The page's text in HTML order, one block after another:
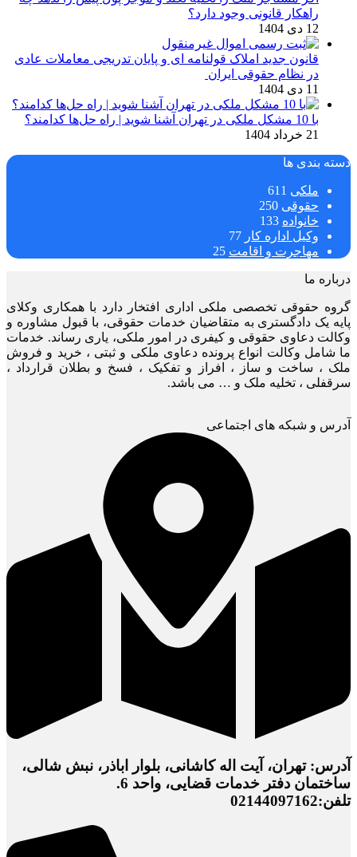
راهکار قانونی وجود دارد؟
12 دی 1404
قانون جدید املاک قولنامه ای و پایان تدریجی معاملات عادی
در نظام حقوقی ایران
11 دی 1404
با 10 مشکل ملکی در تهران آشنا شوید | راه حل‌ها کدامند؟
21 خرداد 1404
دسته بندی ها
ملکی 611
حقوقی 250
خانواده 133
وکیل اداره کار 77
مهاجرت و اقامت 25
درباره ما
گروه حقوقی تخصصی ملکی اداری افتخار دارد با همکاری وکلای
پایه یک دادگستری به متقاضیان خدمات حقوقی، با قبول مشاوره و
وکالت دعاوی حقوقی و کیفری در امور ملکی، یاری رساند. خدمات
ما شامل وکالت انواع پرونده دعاوی ملکی و ثبتی ، خرید و فروش
ملک ، ساخت و ساز ، افراز و تفکیک ، فسخ و بطلان قرارداد ،
سرقفلی ، تخلیه ملک و … می باشد.
آدرس و شبکه های اجتماعی
آدرس: تهران، آیت اله کاشانی، بلوار اباذر، نبش شالی،
ساختمان دفتر خدمات قضایی، واحد 6.
تلفن:02144097162